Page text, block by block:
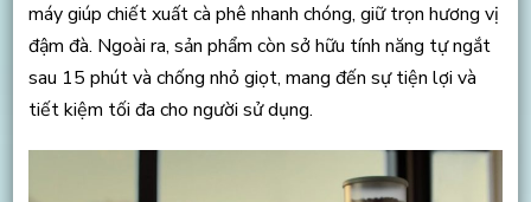
máy giúp chiết xuất cà phê nhanh chóng, giữ trọn hương vị
đậm đà. Ngoài ra, sản phẩm còn sở hữu tính năng tự ngắt
sau 15 phút và chống nhỏ giọt, mang đến sự tiện lợi và
tiết kiệm tối đa cho người sử dụng.